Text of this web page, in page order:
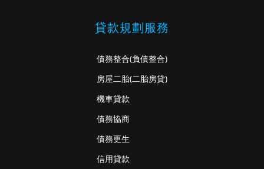
貸款規劃服務
債務整合(負債整合)
房屋二胎(二胎房貸)
機車貸款
債務協商
債務更生
信用貸款